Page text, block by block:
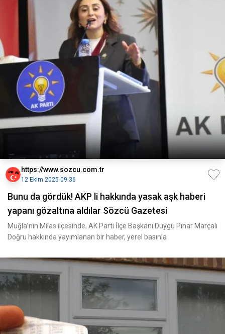
https://www.sozcu.com.tr
12 Ekim 2025 09:36
Bunu da gördük! AKP li hakkında yasak aşk haberi
yapanı gözaltına aldılar Sözcü Gazetesi
Muğla’nın Milas ilçesinde, AK Parti İlçe Başkanı Duygu Pınar Marçalı
Doğru hakkında yayımlanan bir haber, yerel basınla